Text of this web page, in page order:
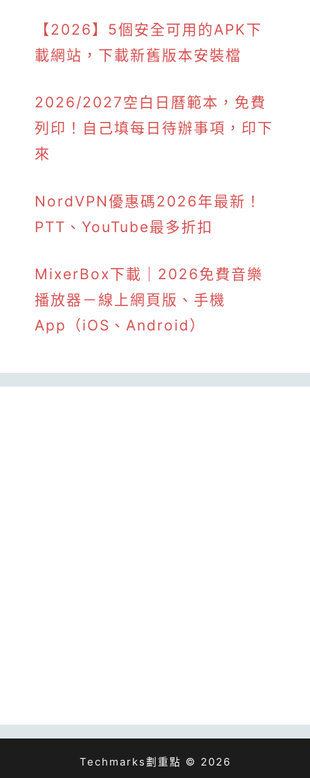
【2026】5個安全可用的APK下
載網站，下載新舊版本安裝檔
2026/2027空白日曆範本，免費
列印！自己填每日待辦事項，印下
來
NordVPN優惠碼2026年最新！
PTT、YouTube最多折扣
MixerBox下載｜2026免費音樂
播放器－線上網頁版、手機
App（iOS、Android）
Techmarks劃重點 © 2026